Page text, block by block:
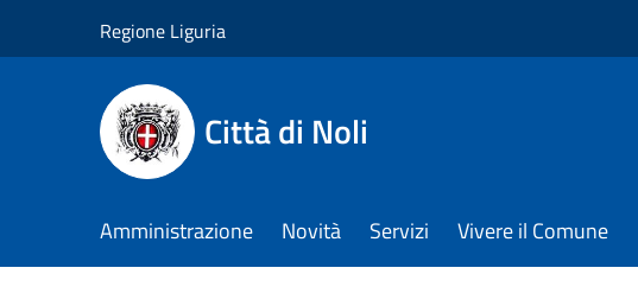
Regione Liguria
Città di Noli
Amministrazione Novità Servizi Vivere il Comune